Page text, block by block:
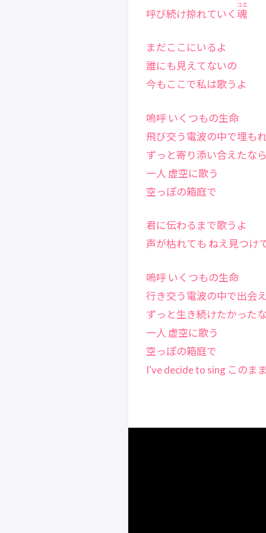
呼び続け掠れていく 魂
コエ
まだここにいるよ
誰にも見えてないの
今もここで私は歌うよ
嗚呼 いくつもの生命
飛び交う電波の中で埋も
ずっと寄り添い合えたなら
一人 虚空に歌う
空っぽの箱庭で
君に伝わるまで歌うよ
声が枯れても ねえ見つけ
嗚呼 いくつもの生命
行き交う電波の中で出会
ずっと生き続けたかったな
一人 虚空に歌う
空っぽの箱庭で
I've decide to sing このまま